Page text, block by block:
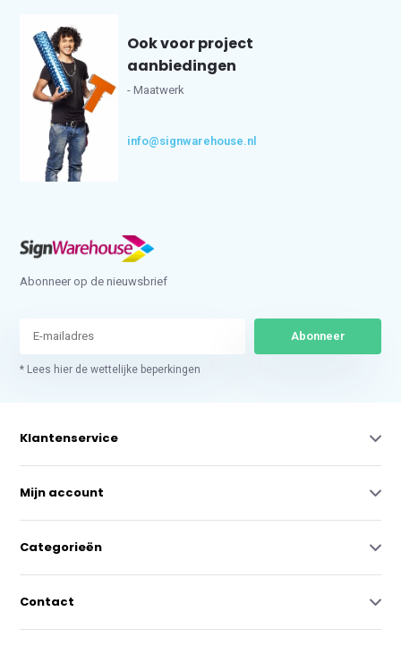
Ook voor project
aanbiedingen
- Maatwerk
info@signwarehouse.nl
Abonneer op de nieuwsbrief
Abonneer
* Lees hier de wettelijke beperkingen
Klantenservice
Mijn account
Categorieën
Contact